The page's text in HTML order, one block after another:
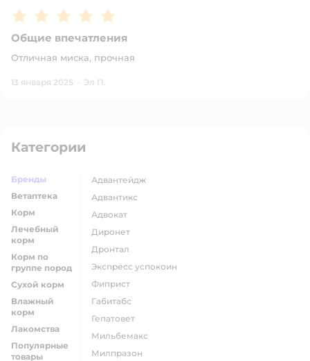
Рейтинг:5
Общие впечатления
Отличная миска, прочная
13 января 2025 · Эл П.
Категории
Бренды
Ветаптека
Корм
Лечебный
корм
Корм по
группе пород
Сухой корм
Влажный
корм
Лакомства
Популярные
товары
адвантейдж
адвантикс
адвокат
диронет
дронтал
экспресс успокоин
фиприст
габитабс
гепатовет
мильбемакс
милпразон